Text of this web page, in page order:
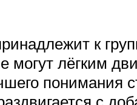
к
могут лёгким
понимания